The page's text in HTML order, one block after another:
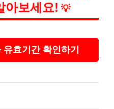
아보세요! 💡
효기간 확인하기